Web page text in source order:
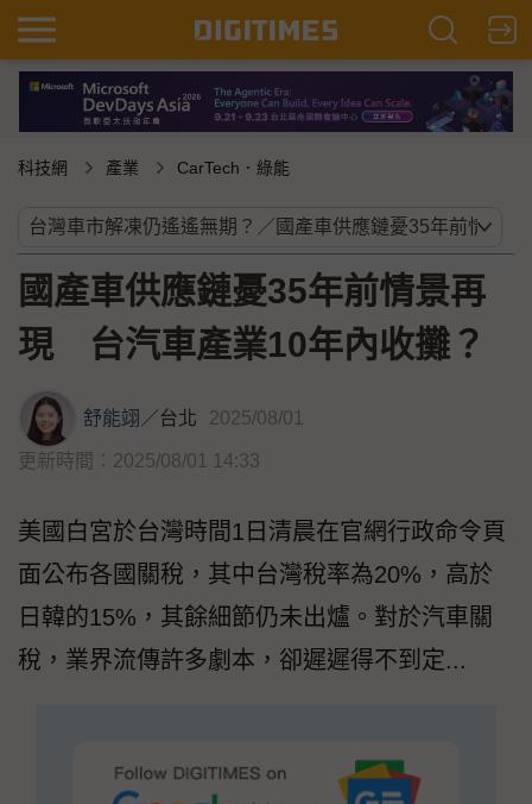
科技網 產業 CarTech．綠能
國產車供應鏈憂35年前情景再
現 台汽車產業10年內收攤？
舒能翊 ／台北 2025/08/01
更新時間：2025/08/01 14:33
美國白宮於台灣時間1日清晨在官網行政命令頁
面公布各國關稅，其中台灣稅率為20%，高於
日韓的15%，其餘細節仍未出爐。對於汽車關
稅，業界流傳許多劇本，卻遲遲得不到定...